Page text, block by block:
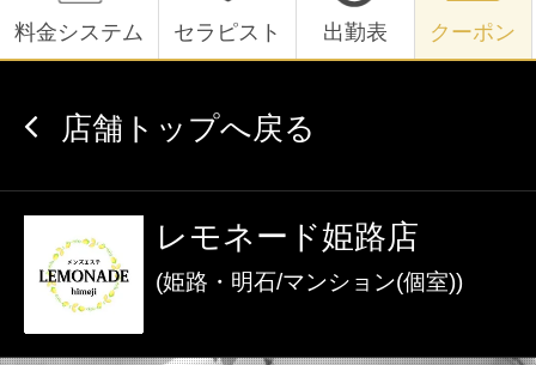
北海道・東北版 九州・沖縄版
無料会員登録
ログイン
夏の特集イベント開催中！
激アツなお店を多数掲載！
料金システム セラピスト 出勤表 クーポン
店舗トップへ戻る
レモネード姫路店
(姫路・明石/マンション(個室))